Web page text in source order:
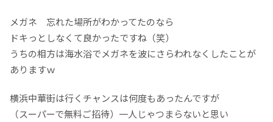
メガネ 忘れた場所がわかってたのなら
ドキっとしなくて良かったですね（笑）
うちの相方は海水浴でメガネを波にさらわれなくしたことが
ありますｗ
横浜中華街は行くチャンスは何度もあったんですが
（スーパーで無料ご招待）一人じゃつまらないと思い